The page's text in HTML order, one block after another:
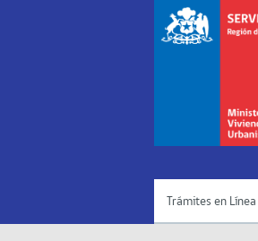
Trámites en Línea